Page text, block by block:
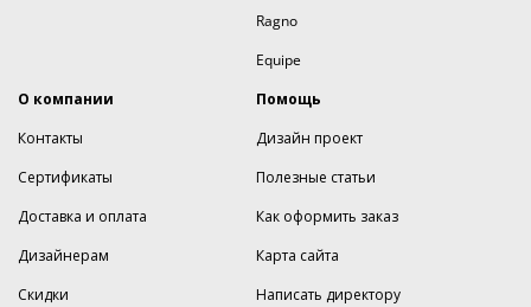
Ragno
Equipe
О компании
Контакты
Сертификаты
Доставка и оплата
Дизайнерам
Скидки
Помощь
Дизайн проект
Полезные статьи
Как оформить заказ
Карта сайта
Написать директору